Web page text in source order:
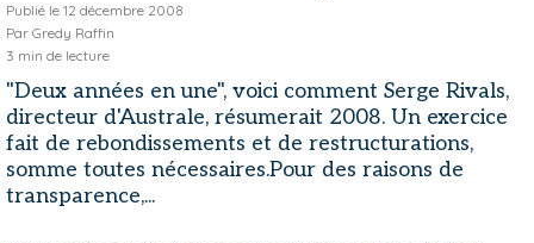
Publié le 12 décembre 2008
Par Gredy Raffin
3 min de lecture
"Deux années en une", voici comment Serge Rivals,
directeur d'Australe, résumerait 2008. Un exercice
fait de rebondissements et de restructurations,
somme toutes nécessaires.Pour des raisons de
transparence,...